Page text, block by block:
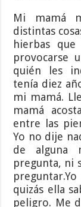
Mi mamá
distintas
hierbas
provocarse
quién les
tenía diez
mi mamá.
mamá
entre las
Yo no dije
de alguna
pregunta, ni
quizás ella
peligro. Me